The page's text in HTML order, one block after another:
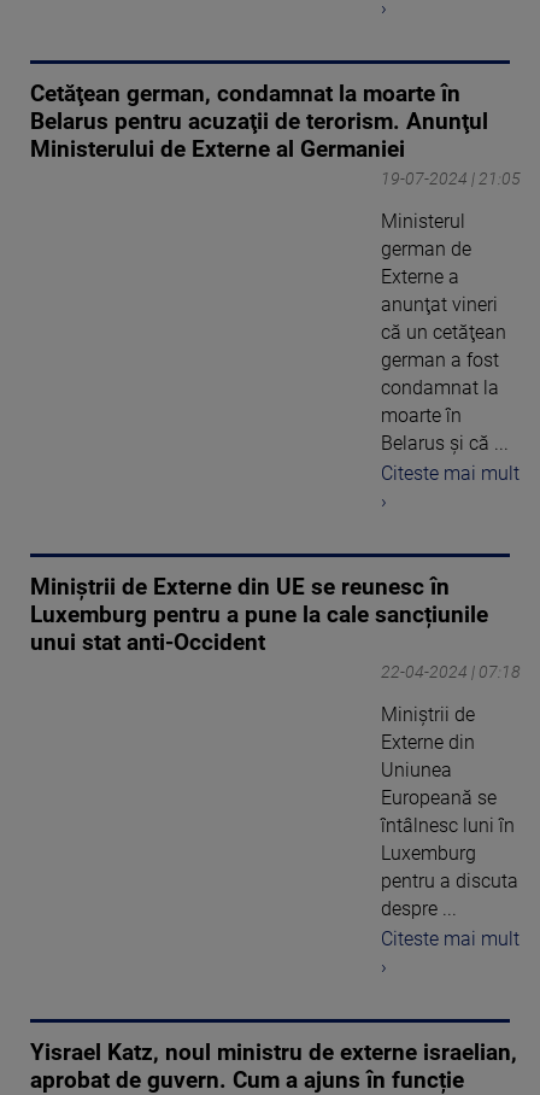
›
Cetăţean german, condamnat la moarte în
Belarus pentru acuzaţii de terorism. Anunţul
Ministerului de Externe al Germaniei
19-07-2024 | 21:05
Ministerul
german de
Externe a
anunţat vineri
că un cetăţean
german a fost
condamnat la
moarte în
Belarus şi că ...
Citeste mai mult
›
Miniștrii de Externe din UE se reunesc în
Luxemburg pentru a pune la cale sancțiunile
unui stat anti-Occident
22-04-2024 | 07:18
Miniştrii de
Externe din
Uniunea
Europeană se
întâlnesc luni în
Luxemburg
pentru a discuta
despre ...
Citeste mai mult
›
Yisrael Katz, noul ministru de externe israelian,
aprobat de guvern. Cum a ajuns în funcție